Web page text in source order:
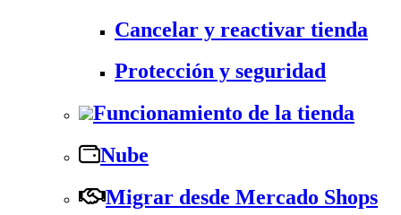
Cancelar y reactivar tienda
Protección y seguridad
Funcionamiento de la tienda
Nube
Migrar desde Mercado Shops